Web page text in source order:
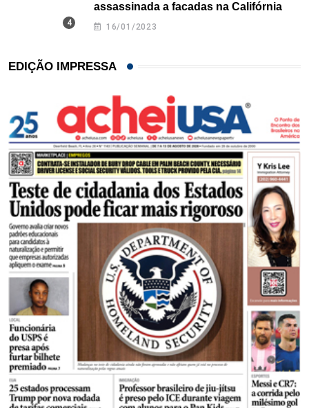
assassinada a facadas na Califórnia
16/01/2023
EDIÇÃO IMPRESSA